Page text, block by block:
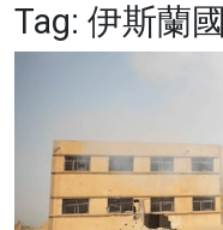
健康
科技
影片
Tag: 伊斯蘭國